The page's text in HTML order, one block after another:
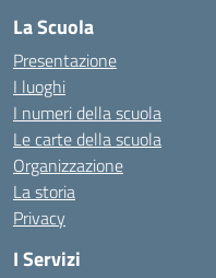
La Scuola
Presentazione
I luoghi
I numeri della scuola
Le carte della scuola
Organizzazione
La storia
Privacy
I Servizi